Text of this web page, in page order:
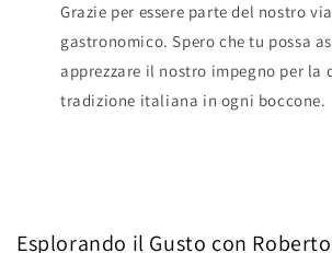
Grazie per essere parte del nostro
gastronomico. Spero che tu possa
apprezzare il nostro impegno per la
tradizione italiana in ogni boccone.
Esplorando il Gusto con